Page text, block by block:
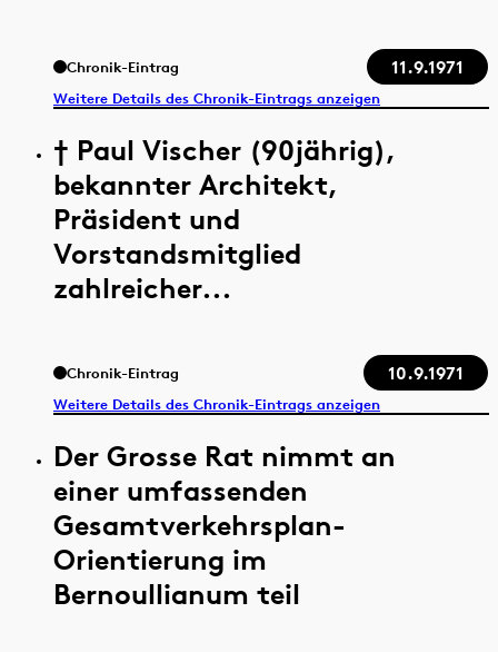
Chronik-Eintrag 11.9.1971
Weitere Details des Chronik-Eintrags anzeigen
† Paul Vischer (90jährig),
bekannter Architekt,
Präsident und
Vorstandsmitglied
zahlreicher...
Chronik-Eintrag 10.9.1971
Weitere Details des Chronik-Eintrags anzeigen
Der Grosse Rat nimmt an
einer umfassenden
Gesamtverkehrsplan-
Orientierung im
Bernoullianum teil